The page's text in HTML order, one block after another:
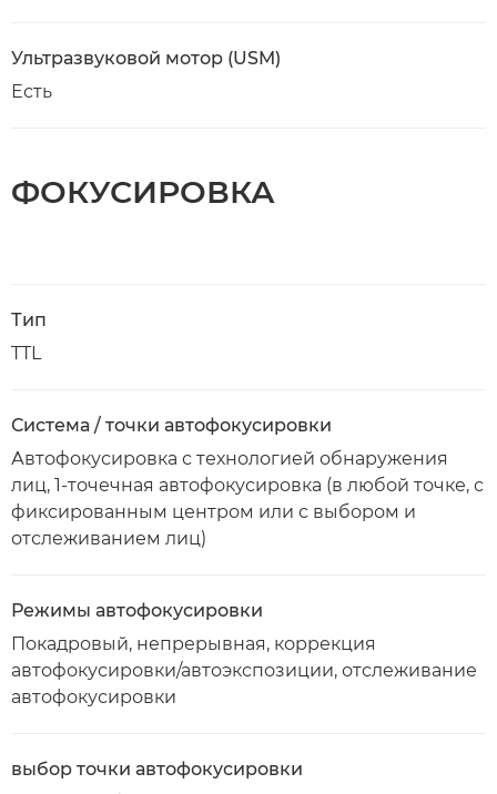
Ультразвуковой мотор (USM)
Есть
ФОКУСИРОВКА
Тип
TTL
Система / точки автофокусировки
Автофокусировка с технологией обнаружения
лиц, 1-точечная автофокусировка (в любой точке, с
фиксированным центром или с выбором и
отслеживанием лиц)
Режимы автофокусировки
Покадровый, непрерывная, коррекция
автофокусировки/автоэкспозиции, отслеживание
автофокусировки
выбор точки автофокусировки